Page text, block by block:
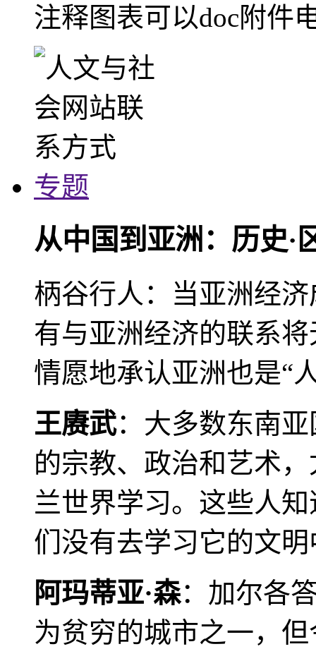
注释图表可以doc附件
专题
从中国到亚洲：历史·
柄谷行人：当亚洲经
有与亚洲经济的联系
情愿地承认亚洲也是“
王赓武：大多数东南
的宗教、政治和艺术
兰世界学习。这些人
们没有去学习它的文
阿玛蒂亚·森：加尔各
为贫穷的城市之一，